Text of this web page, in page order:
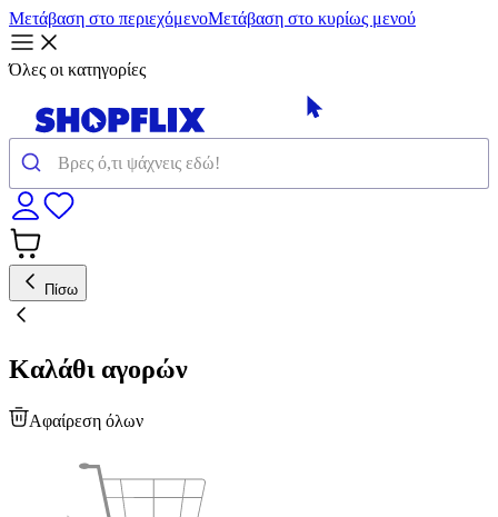
Μετάβαση στο περιεχόμενοΜετάβαση στο κυρίως μενού
Όλες οι κατηγορίες
Πίσω
Καλάθι αγορών
Αφαίρεση όλων